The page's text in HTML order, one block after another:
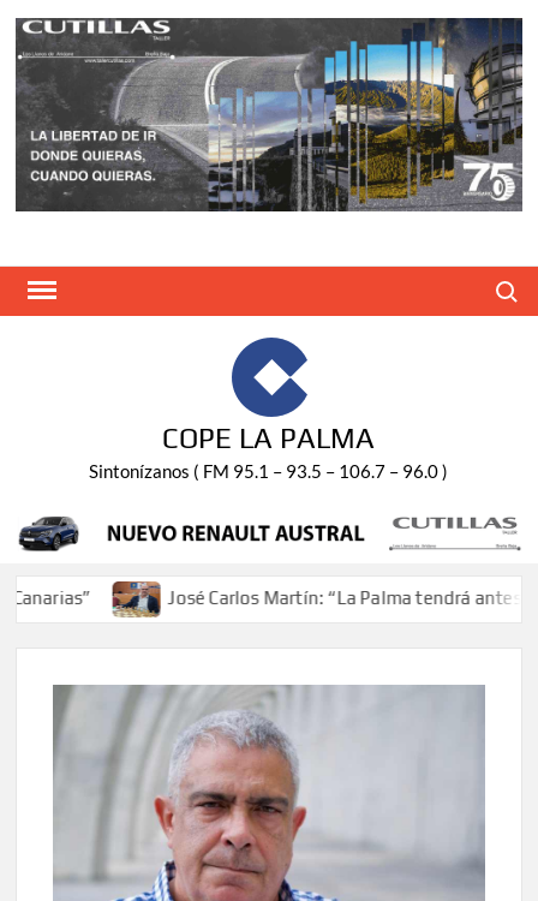
Saltar
contenido
COPE LA PALMA
Sintonízanos ( FM 95.1 – 93.5 – 106.7 – 96.0 )
José Carlos Martín: “La Palma tendrá antes de